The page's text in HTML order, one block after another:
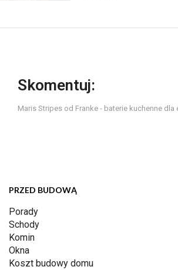
Skomentuj:
Maris Stripes od Franke - baterie kuchenne dla
PRZED BUDOWĄ
Porady
Schody
Komin
Okna
Koszt budowy domu